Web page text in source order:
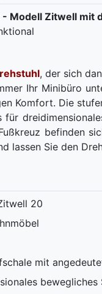
Modell Zitwell
, der sich
Ihr Minibüro
Komfort. Die
für
befinden
lassen Sie den
20
mit
bewegliches